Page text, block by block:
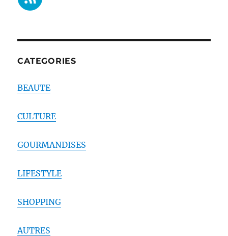
CATEGORIES
BEAUTE
CULTURE
GOURMANDISES
LIFESTYLE
SHOPPING
AUTRES